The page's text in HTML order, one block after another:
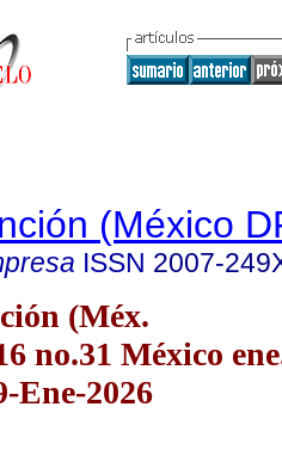
(México
ISSN 2007-
(Méx.
no.31 México
Ene-2026